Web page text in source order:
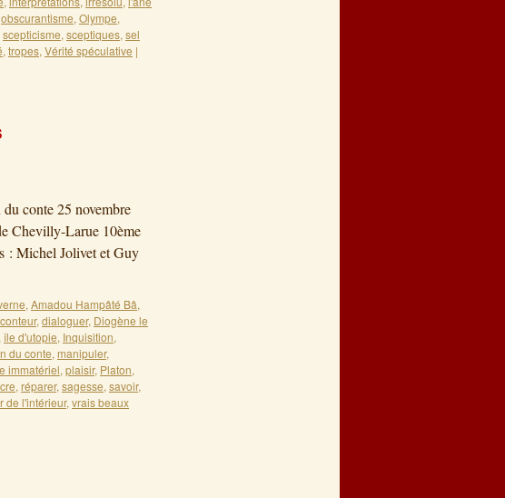
obscurantisme, Olympe,
scepticisme, sceptiques, sel
, tropes, Vérité spéculative |
conte 25 novembre
Chevilly-Larue 10ème
: Michel Jolivet et Guy
, Amadou Hampâté Bâ,
conteur, dialoguer, Diogène le
île d'utopie, Inquisition,
du conte, manipuler,
immatériel, plaisir, Platon,
, réparer, sagesse, savoir,
de l'intérieur, vrais beaux